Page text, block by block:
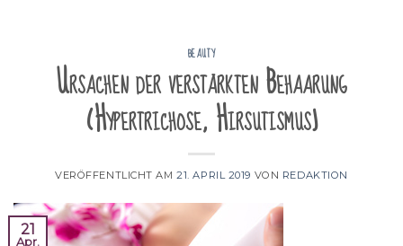
BEAUTY
Ursachen der verstärkten Behaarung
(Hypertrichose, Hirsutismus)
VERÖFFENTLICHT AM21. APRIL 2019 VON REDAKTION
21
Apr.